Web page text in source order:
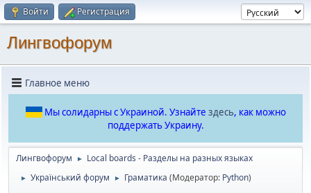
Войти Регистрация
Лингвофорум
Главное меню
Мы солидарны с Украиной. Узнайте здесь, как можно
поддержать Украину.
Лингвофорум ► Local boards - Разделы на разных языках
► Український форум ► Граматика (Модератор: Python)